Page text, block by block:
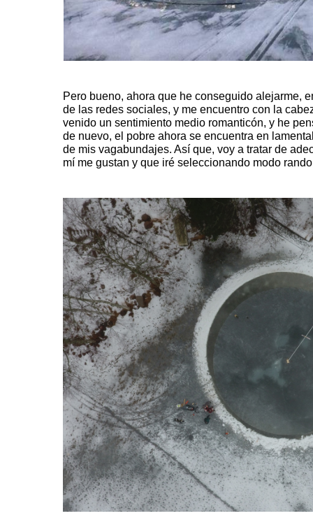
Pero bueno, ahora que he conseguido alejarme,
de las redes sociales, y me encuentro con la
venido un sentimiento medio romanticón, y he
de nuevo, el pobre ahora se encuentra en
de mis vagabundajes. Así que, voy a tratar de
mí me gustan y que iré seleccionando modo